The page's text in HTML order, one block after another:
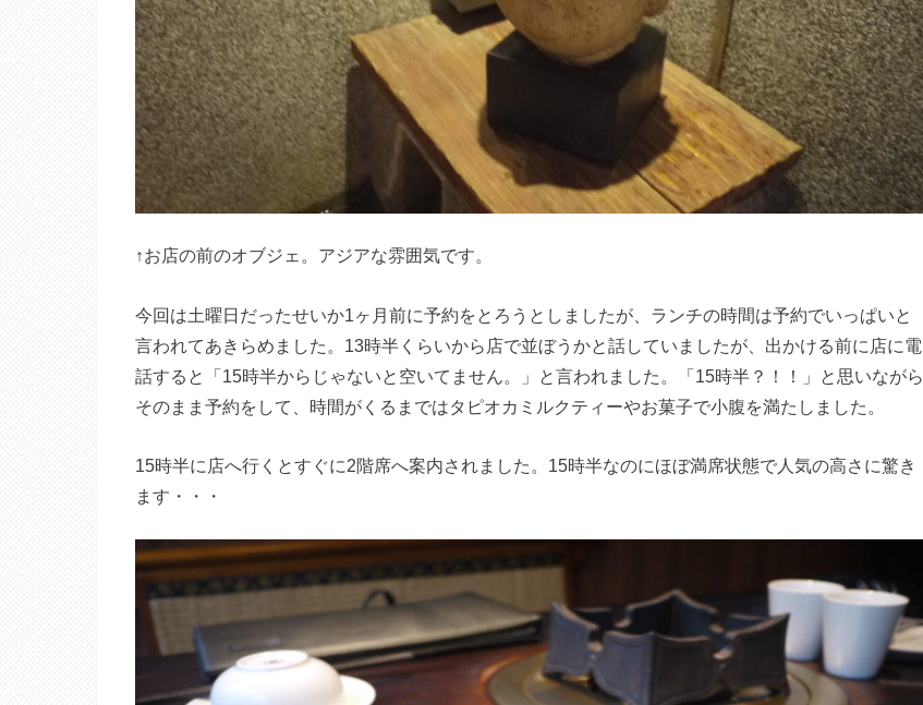
↑お店の前のオブジェ。アジアな雰囲気です。
今回は土曜日だったせいか1ヶ月前に予約をとろうとしましたが、ランチの時間は予約でいっぱいと
言われてあきらめました。13時半くらいから店で並ぼうかと話していましたが、出かける前に店に電
話すると「15時半からじゃないと空いてません。」と言われました。「15時半？！！」と思いながら
そのまま予約をして、時間がくるまではタピオカミルクティーやお菓子で小腹を満たしました。
15時半に店へ行くとすぐに2階席へ案内されました。15時半なのにほぼ満席状態で人気の高さに驚き
ます・・・